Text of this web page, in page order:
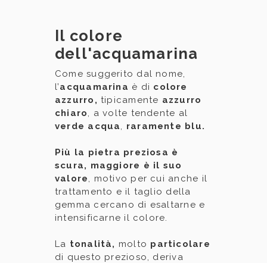
Il colore
dell'acquamarina
Come suggerito dal nome,
l’acquamarina è di colore
azzurro,tipicamente azzurro
chiaro, a volte tendente al
verde acqua, raramente blu.
Più la pietra preziosa è
scura, maggiore è il suo
valore, motivo per cui anche il
trattamento e il taglio della
gemma cercano di esaltarne e
intensificarne il colore.
La tonalità, molto particolare
di questo prezioso, deriva